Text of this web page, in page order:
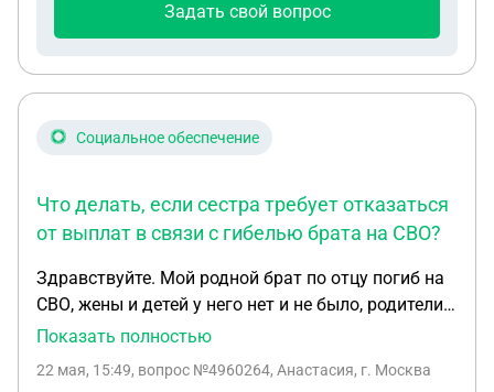
Русский стандарт не заявлял, повесток и
было. На 26 мая 2026 года пристав вызывает
понятия не имею. Подскажите, пожалуйста, есть
Задать свой вопрос
Социальное обеспечение
Что делать, если сестра требует отказаться
от выплат в связи с гибелью брата на СВО?
Здравствуйте. Мой родной брат по отцу погиб на
СВО, жены и детей у него нет и не было, родители
умерли. Есть ещё одна сестра, которая была его
квартиры отца в пользу брата, сильно общение с
Показать полностью
22 мая, 15:49, вопрос №4960264, Анастасия, г. Москва